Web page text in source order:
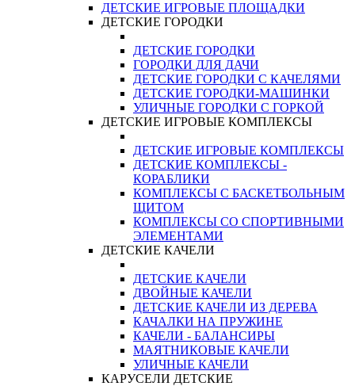
ДЕТСКИЕ ИГРОВЫЕ ПЛОЩАДКИ
ДЕТСКИЕ ГОРОДКИ
ДЕТСКИЕ ГОРОДКИ
ГОРОДКИ ДЛЯ ДАЧИ
ДЕТСКИЕ ГОРОДКИ С КАЧЕЛЯМИ
ДЕТСКИЕ ГОРОДКИ-МАШИНКИ
УЛИЧНЫЕ ГОРОДКИ С ГОРКОЙ
ДЕТСКИЕ ИГРОВЫЕ КОМПЛЕКСЫ
ДЕТСКИЕ ИГРОВЫЕ КОМПЛЕКСЫ
ДЕТСКИЕ КОМПЛЕКСЫ -
КОРАБЛИКИ
КОМПЛЕКСЫ С БАСКЕТБОЛЬНЫМ
ЩИТОМ
КОМПЛЕКСЫ СО СПОРТИВНЫМИ
ЭЛЕМЕНТАМИ
ДЕТСКИЕ КАЧЕЛИ
ДЕТСКИЕ КАЧЕЛИ
ДВОЙНЫЕ КАЧЕЛИ
ДЕТСКИЕ КАЧЕЛИ ИЗ ДЕРЕВА
КАЧАЛКИ НА ПРУЖИНЕ
КАЧЕЛИ - БАЛАНСИРЫ
МАЯТНИКОВЫЕ КАЧЕЛИ
УЛИЧНЫЕ КАЧЕЛИ
КАРУСЕЛИ ДЕТСКИЕ